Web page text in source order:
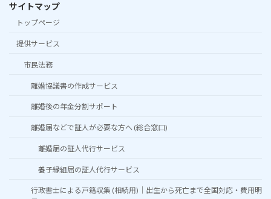
サイトマップ
トップページ
提供サービス
市民法務
離婚協議書の作成サービス
離婚後の年金分割サポート
離婚届などで証人が必要な方へ (総合窓口)
離婚届の証人代行サービス
養子縁組届の証人代行サービス
行政書士による戸籍収集 (相続用)｜出生から死亡まで全国対応・費用明